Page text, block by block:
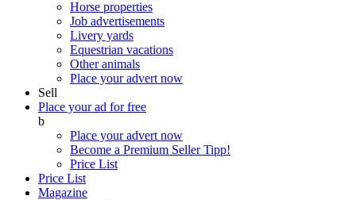
Horse properties
Job advertisements
Livery yards
Equestrian vacations
Other animals
Place your advert now
Sell
Place your ad for free
b
Place your advert now
Become a Premium SellerTipp!
Price List
Price List
Magazine